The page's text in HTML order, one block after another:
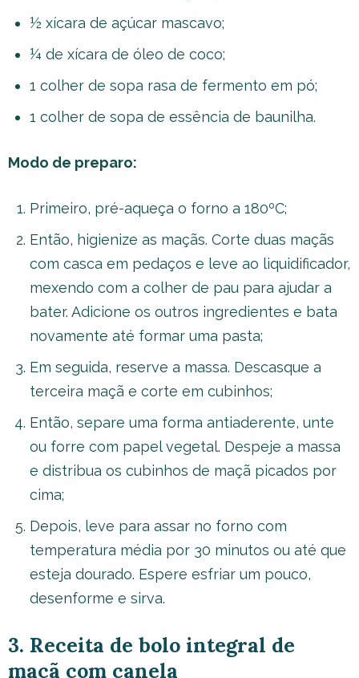
½ xícara de açúcar mascavo;
¼ de xícara de óleo de coco;
1 colher de sopa rasa de fermento em pó;
1 colher de sopa de essência de baunilha.
Modo de preparo:
Primeiro, pré-aqueça o forno a 180ºC;
Então, higienize as maçãs. Corte duas maçãs
com casca em pedaços e leve ao liquidificador,
mexendo com a colher de pau para ajudar a
bater. Adicione os outros ingredientes e bata
novamente até formar uma pasta;
Em seguida, reserve a massa. Descasque a
terceira maçã e corte em cubinhos;
Então, separe uma forma antiaderente, unte
ou forre com papel vegetal. Despeje a massa
e distribua os cubinhos de maçã picados por
cima;
Depois, leve para assar no forno com
temperatura média por 30 minutos ou até que
esteja dourado. Espere esfriar um pouco,
desenforme e sirva.
3. Receita de bolo integral de
maçã com canela